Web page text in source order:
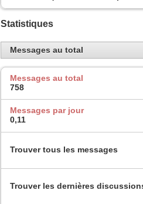
Statistiques
Messages au total
Messages au total
758
Messages par jour
0,11
Trouver tous les messages
Trouver les dernières